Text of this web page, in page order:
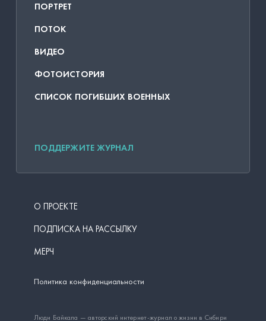
ПОРТРЕТ
ПОТОК
ВИДЕО
ФОТОИСТОРИЯ
СПИСОК ПОГИБШИХ ВОЕННЫХ
ПОДДЕРЖИТЕ ЖУРНАЛ
О ПРОЕКТЕ
ПОДПИСКА НА РАССЫЛКУ
МЕРЧ
Политика конфиденциальности
Люди Байкала — авторский интернет-журнал о жизни в Сибири